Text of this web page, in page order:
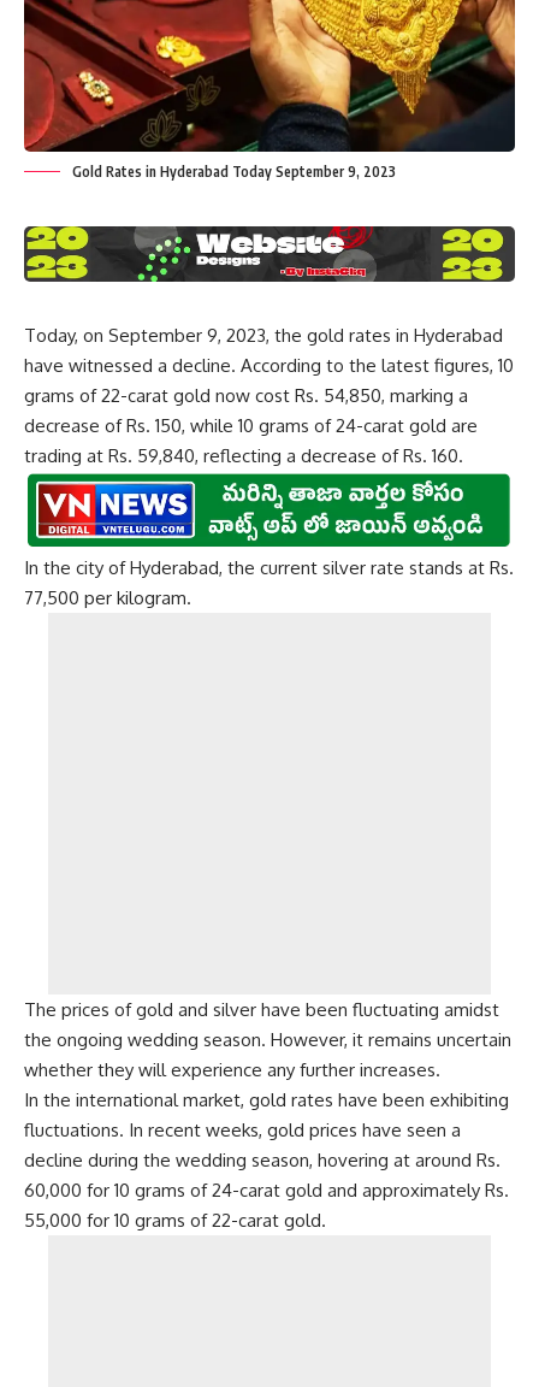
Gold Rates in Hyderabad Today September 9, 2023
Today, on September 9, 2023, the gold rates in Hyderabad
have witnessed a decline. According to the latest figures, 10
grams of 22-carat gold now cost Rs. 54,850, marking a
decrease of Rs. 150, while 10 grams of 24-carat gold are
trading at Rs. 59,840, reflecting a decrease of Rs. 160.
In the city of Hyderabad, the current silver rate stands at Rs.
77,500 per kilogram.
The prices of gold and silver have been fluctuating amidst
the ongoing wedding season. However, it remains uncertain
whether they will experience any further increases.
In the international market, gold rates have been exhibiting
fluctuations. In recent weeks, gold prices have seen a
decline during the wedding season, hovering at around Rs.
60,000 for 10 grams of 24-carat gold and approximately Rs.
55,000 for 10 grams of 22-carat gold.